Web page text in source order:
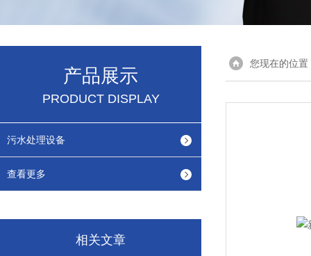
产品展示
PRODUCT DISPLAY
污水处理设备
查看更多
相关文章
您现在的位置